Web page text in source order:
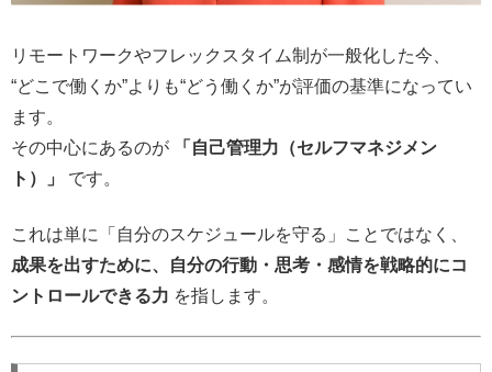
リモートワークやフレックスタイム制が一般化した今、
“どこで働くか”よりも“どう働くか”が評価の基準になってい
ます。
その中心にあるのが
「自己管理力（セルフマネジメン
ト）」
です。
これは単に「自分のスケジュールを守る」ことではなく、
成果を出すために、自分の行動・思考・感情を戦略的にコ
ントロールできる力 を指します。